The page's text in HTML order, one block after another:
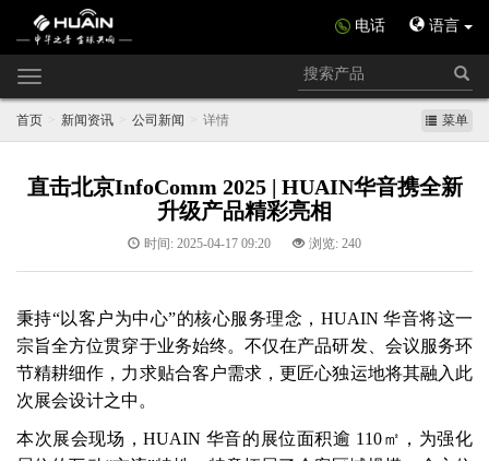
电话 语言
Toggle
navigation
首页 新闻资讯 公司新闻 详情 菜单
直击北京InfoComm 2025 | HUAIN华音携全新
升级产品精彩亮相
时间: 2025-04-17 09:20 浏览: 240
秉持“以客户为中心”的核心服务理念，HUAIN华音将这一
宗旨全方位贯穿于业务始终。不仅在产品研发、会议服务环
节精耕细作，力求贴合客户需求，更匠心独运地将其融入此
次展会设计之中。
本次展会现场，HUAIN 华音的展位面积逾 110㎡，为强化